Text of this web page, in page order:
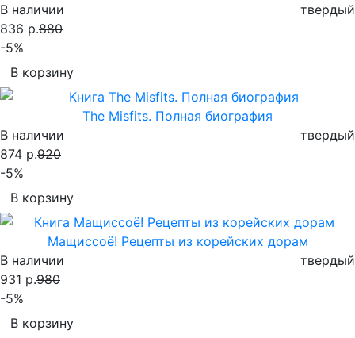
В наличии
твердый
836 р.880
-5%
В корзину
The Misfits. Полная биография
В наличии
твердый
874 р.920
-5%
В корзину
Мащиссоё! Рецепты из корейских дорам
В наличии
твердый
931 р.980
-5%
В корзину